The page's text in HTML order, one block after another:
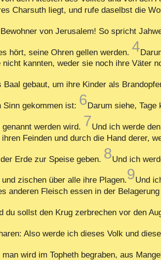
Charsuth liegt, und rufe daselbst die
von Jerusalem! So spricht
hört, seine Ohren gellen werden. 4
kannten, weder sie noch ihre Väter
Baal gebaut, um ihre Kinder als
Sinn gekommen ist: 6Darum siehe,
werden wird. 7Und ich werde
Feinden und durch die Hand derer,
Erde zur Speise geben. 8Und ich
zischen über alle ihre Plagen.9Und
Fleisch essen in der
du sollst den Krug zerbrechen vor den
Also werde ich dieses Volk und
wird im Topheth begraben, aus